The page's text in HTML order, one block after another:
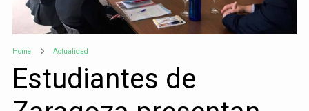
Home Actualidad
Estudiantes de